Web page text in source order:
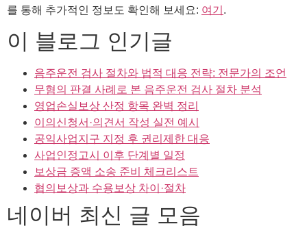
를 통해 추가적인 정보도 확인해 보세요: 여기 .
이 블로그 인기글
음주운전 검사 절차와 법적 대응 전략: 전문가의 조언
무혐의 판결 사례로 본 음주운전 검사 절차 분석
영업손실보상 산정 항목 완벽 정리
이의신청서·의견서 작성 실전 예시
공익사업지구 지정 후 권리제한 대응
사업인정고시 이후 단계별 일정
보상금 증액 소송 준비 체크리스트
협의보상과 수용보상 차이·절차
네이버 최신 글 모음